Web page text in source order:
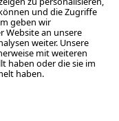
von 08:00 bis